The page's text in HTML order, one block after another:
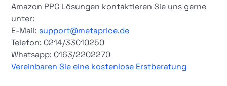
Amazon PPC Lösungen kontaktieren Sie uns gerne
unter:
E-Mail: support@metaprice.de
Telefon: 0214/33010250
Whatsapp: 0163/2202270
Vereinbaren Sie eine kostenlose Erstberatung